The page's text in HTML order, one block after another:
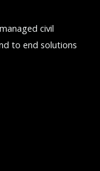
civil
to end solutions